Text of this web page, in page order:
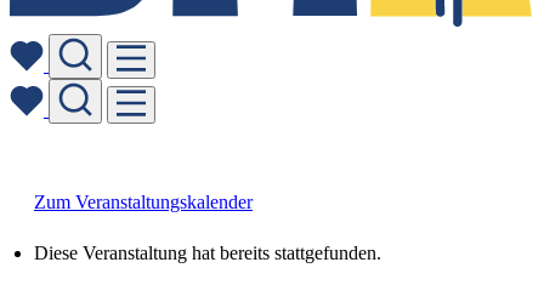
Zum Veranstaltungskalender
Diese Veranstaltung hat bereits stattgefunden.